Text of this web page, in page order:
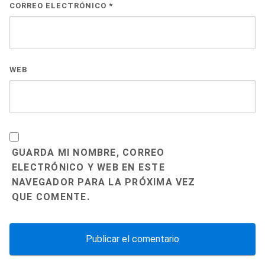
CORREO ELECTRÓNICO *
WEB
GUARDA MI NOMBRE, CORREO
ELECTRÓNICO Y WEB EN ESTE
NAVEGADOR PARA LA PRÓXIMA VEZ
QUE COMENTE.